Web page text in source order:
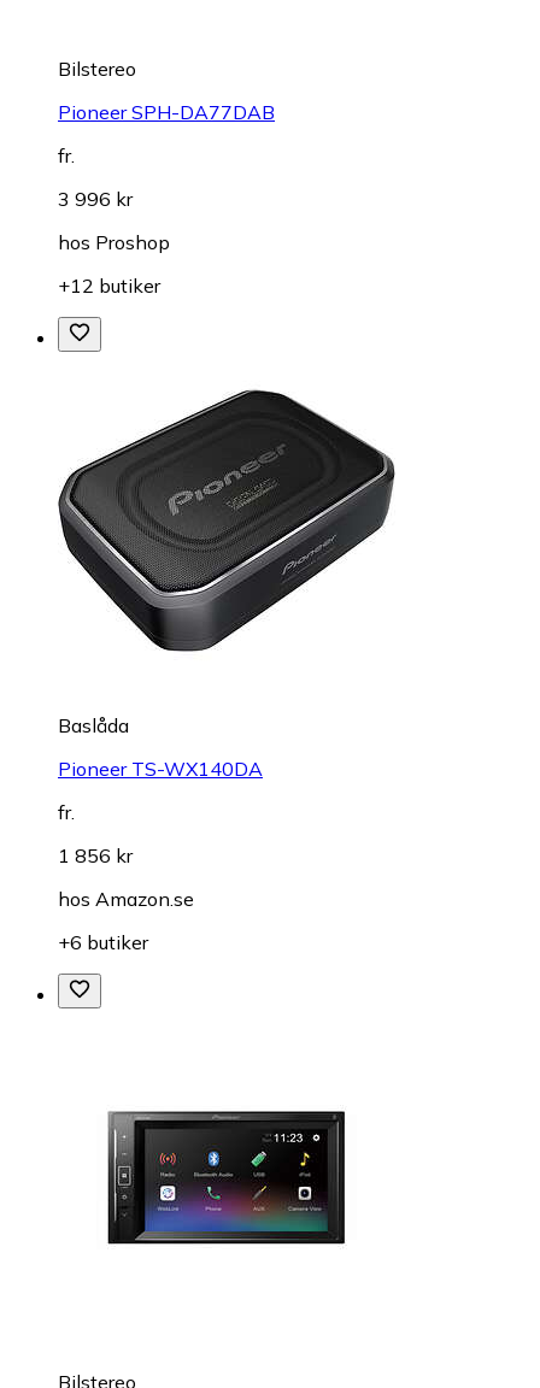
Bilstereo
Pioneer SPH-DA77DAB
fr.
3 996 kr
hos Proshop
+12 butiker
Baslåda
Pioneer TS-WX140DA
fr.
1 856 kr
hos Amazon.se
+6 butiker
Bilstereo